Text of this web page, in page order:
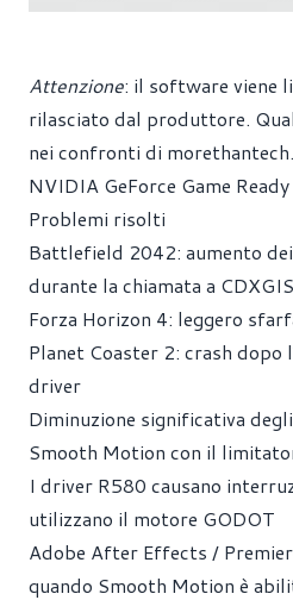
Attenzione: il software viene
rilasciato dal produttore.
nei confronti di
NVIDIA GeForce Game
Problemi risolti
Battlefield 2042: aumento
durante la chiamata a
Forza Horizon 4: leggero
Planet Coaster 2: crash dopo
driver
Diminuzione significativa
Smooth Motion con il
I driver R580 causano
utilizzano il motore GODOT
Adobe After Effects /
quando Smooth Motion è